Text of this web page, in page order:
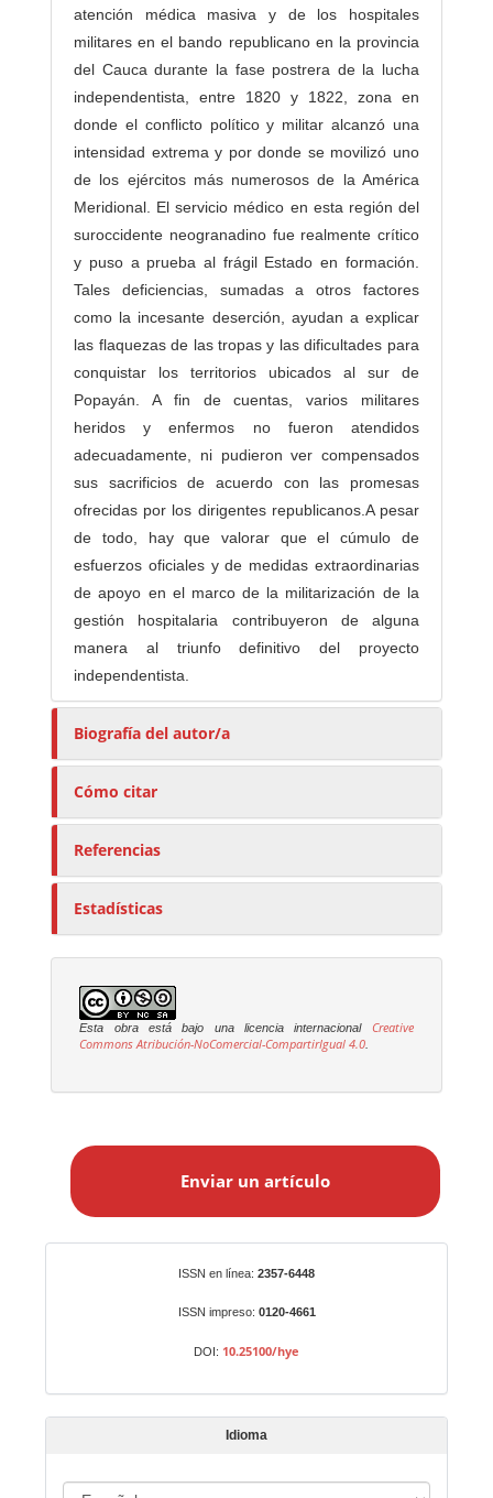
atención médica masiva y de los hospitales
militares en el bando republicano en la provincia
del Cauca durante la fase postrera de la lucha
independentista, entre 1820 y 1822, zona en
donde el conflicto político y militar alcanzó una
intensidad extrema y por donde se movilizó uno
de los ejércitos más numerosos de la América
Meridional. El servicio médico en esta región del
suroccidente neogranadino fue realmente crítico
y puso a prueba al frágil Estado en formación.
Tales deficiencias, sumadas a otros factores
como la incesante deserción, ayudan a explicar
las flaquezas de las tropas y las dificultades para
conquistar los territorios ubicados al sur de
Popayán. A fin de cuentas, varios militares
heridos y enfermos no fueron atendidos
adecuadamente, ni pudieron ver compensados
sus sacrificios de acuerdo con las promesas
ofrecidas por los dirigentes republicanos.A pesar
de todo, hay que valorar que el cúmulo de
esfuerzos oficiales y de medidas extraordinarias
de apoyo en el marco de la militarización de la
gestión hospitalaria contribuyeron de alguna
manera al triunfo definitivo del proyecto
independentista.
Biografía del autor/a
Cómo citar
Referencias
Estadísticas
Esta obra está bajo una licencia internacional
Creative
Commons Atribución-NoComercial-CompartirIgual 4.0
a
t
í
Enviar un artículo
ISSN en línea: 2357-6448
ISSN impreso: 0120-4661
DOI: 10.25100/hye
Idioma